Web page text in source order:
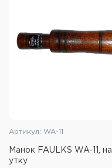
Артикул: WA-11
Манок FAULKS WA-11, на
утку